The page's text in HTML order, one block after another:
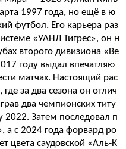
1997 года, но ещё в ю
футбол. Его карьера раз
«УАНЛ Тигрес», он н
второго дивизиона «Ве
году выдал впечатляю
матчах. Настоящий рас
за два сезона он отлич
два чемпионских титу
Затем последовал п
а с 2024 года форвард ро
цвета саудовской «Аль-К